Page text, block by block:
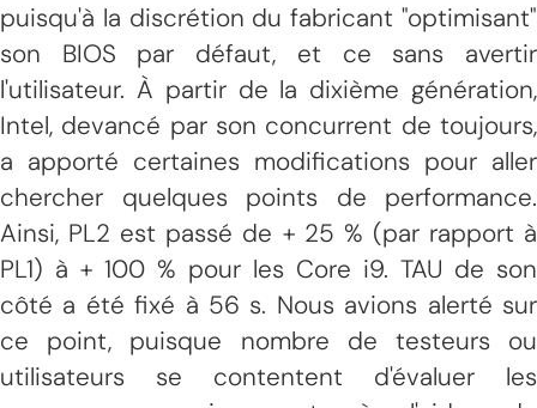
puisqu'à la discrétion du fabricant "optimisant"
son BIOS par défaut, et ce sans avertir
l'utilisateur. À partir de la dixième génération,
Intel, devancé par son concurrent de toujours,
a apporté certaines modifications pour aller
chercher quelques points de performance.
Ainsi, PL2 est passé de + 25 % (par rapport à
PL1) à + 100 % pour les Core i9. TAU de son
côté a été fixé à 56 s. Nous avions alerté sur
ce point, puisque nombre de testeurs ou
utilisateurs se contentent d'évaluer les